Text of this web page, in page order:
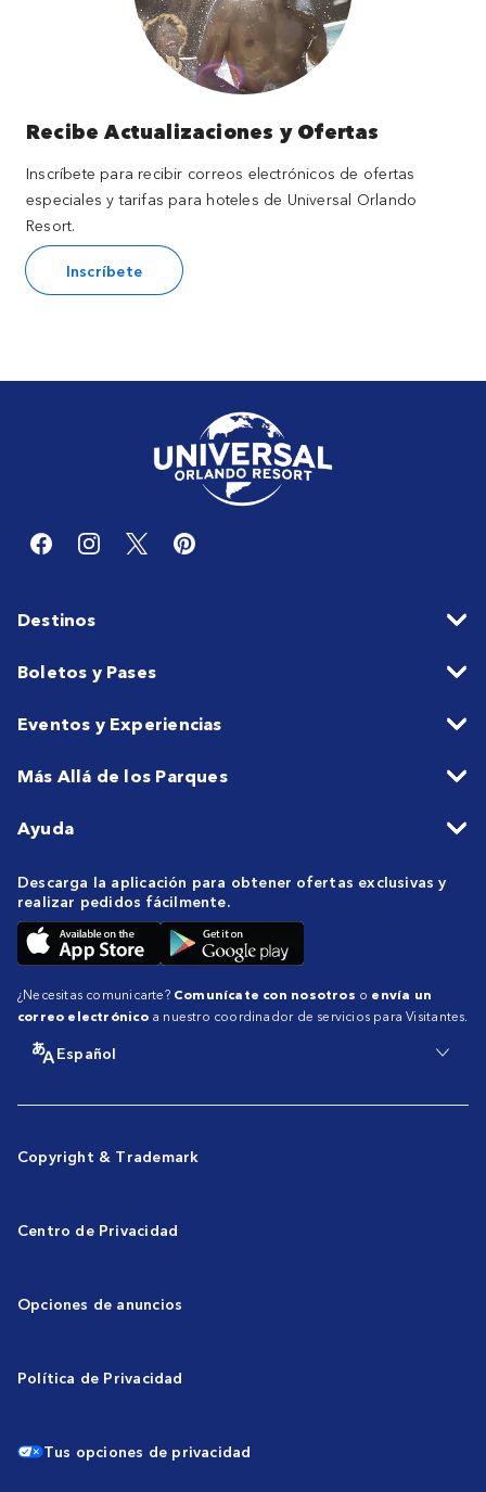
Recibe Actualizaciones y Ofertas
Inscríbete para recibir correos electrónicos de ofertas
especiales y tarifas para hoteles de Universal Orlando
Resort.
Inscríbete
Destinos
Boletos y Pases
Eventos y Experiencias
Más Allá de los Parques
Ayuda
Descarga la aplicación para obtener ofertas exclusivas y
realizar pedidos fácilmente.
¿Necesitas comunicarte? Comunícate con nosotros o envía un
correo electrónicoa nuestro coordinador de servicios para Visitantes.
Español
Copyright & Trademark
Centro de Privacidad
Opciones de anuncios
Política de Privacidad
Tus opciones de privacidad